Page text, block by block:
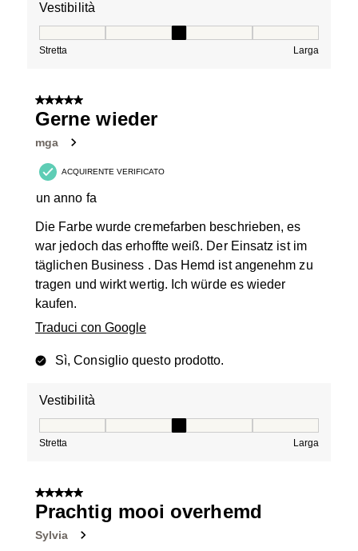
Vestibilità
Stretta Larga
5 su 5 stelle.
Gerne wieder
mga
ACQUIRENTE VERIFICATO
un anno fa
Die Farbe wurde cremefarben beschrieben, es
war jedoch das erhoffte weiß. Der Einsatz ist im
täglichen Business . Das Hemd ist angenehm zu
tragen und wirkt wertig. Ich würde es wieder
kaufen.
Traduci con Google
Sì, Consiglio questo prodotto.
Vestibilità
Stretta Larga
5 su 5 stelle.
Prachtig mooi overhemd
Sylvia